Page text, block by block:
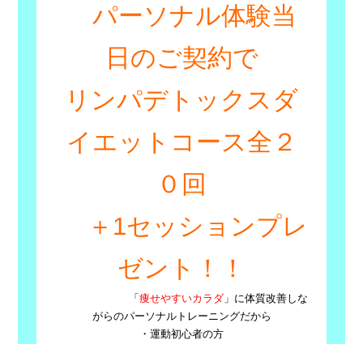
パーソナル体験当
日のご契約で
リンパデトックスダ
イエットコース全２
０回
＋1セッションプレ
ゼント！！
「 痩せやすいカラダ 」に体質改善しな
がらのパーソナルトレーニングだから
・運動初心者の方